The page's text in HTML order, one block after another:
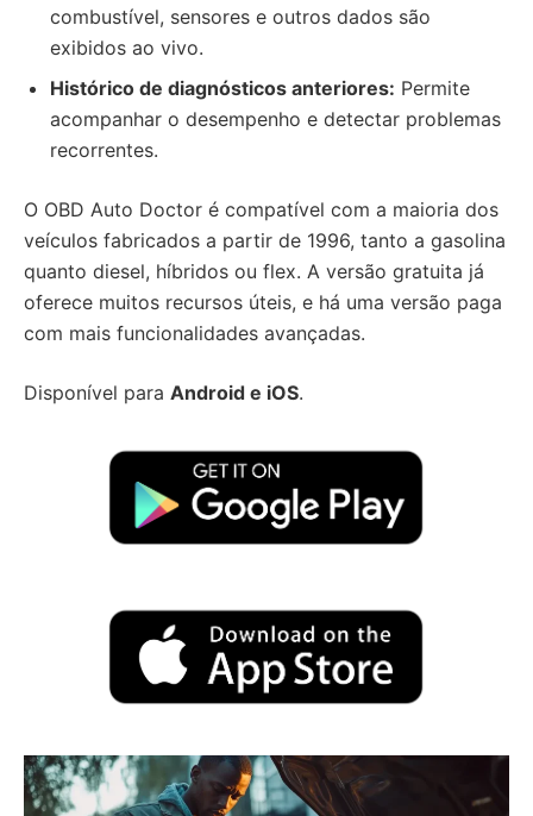
combustível, sensores e outros dados são
exibidos ao vivo.
Histórico de diagnósticos anteriores: Permite
acompanhar o desempenho e detectar problemas
recorrentes.
O OBD Auto Doctor é compatível com a maioria dos
veículos fabricados a partir de 1996, tanto a gasolina
quanto diesel, híbridos ou flex. A versão gratuita já
oferece muitos recursos úteis, e há uma versão paga
com mais funcionalidades avançadas.
Disponível para Android e iOS.